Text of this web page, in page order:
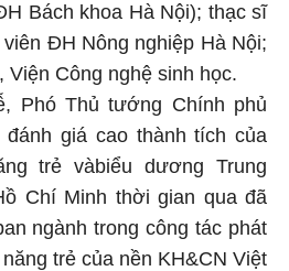
Bách khoa Hà Nội); thạc sĩ
ĐH Nông nghiệp Hà Nội;
Viện Công nghệ sinh học.
Phó Thủ tướng Chính phủ
đánh giá cao thành tích của
trẻ vàbiểu dương Trung
Chí Minh thời gian qua đã
ngành trong công tác phát
trẻ của nền KH&CN Việt